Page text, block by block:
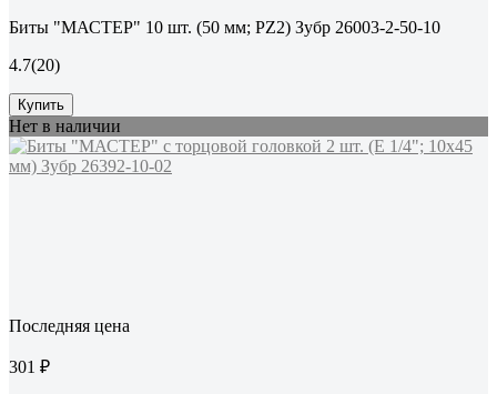
Биты "МАСТЕР" 10 шт. (50 мм; PZ2) Зубр 26003-2-50-10
4.7(20)
Купить
Нет в наличии
Последняя цена
301 ₽